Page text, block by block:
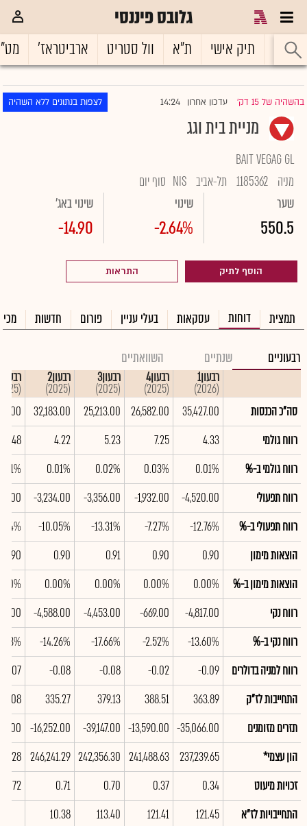
גלובס פיננסי
ראשי תיק אישי ת"א וול סטריט ארביטראז'
בהשהיה של 15 דק' |עדכון אחרון 14:24 לצפות בנתונים ללא השהיה
מניית בית וגג
BAIT VEGAG GL
מניה 1185362 תל-אביב NIS סוף יום
שער
550.5
שינוי
-2.64%
שינוי באג'
-14.90
הוסף לתיק התראות
תמצית דוחות עסקאות בעלי עניין פורום חדשות
רבעוניים שנתיים השוואתיים
רבעון1
(2026)
רבעון4
(2025)
רבעון3
(2025)
רבעון2
(2025)
רבעון1
(2025)
סה"כ הכנסות
35,427.00
26,582.00
25,213.00
32,183.00
רווח גולמי
4.33
7.25
5.23
4.22
3.48
רווח גולמי ב-%
0.01%
0.03%
0.02%
0.01%
רווח תפעולי
-4,520.00
-1,932.00
-3,356.00
-3,234.00
רווח תפעולי ב-%
-12.76%
-7.27%
-13.31%
-10.05%
הוצאות מימון
0.90
0.90
0.91
0.90
0.90
הוצאות מימון ב-%
0.00%
0.00%
0.00%
0.00%
רווח נקי
-4,817.00
-669.00
-4,453.00
-4,588.00
רווח נקי ב-%
-13.60%
-2.52%
-17.66%
-14.26%
רווח למניה בדולרים
-0.09
-0.02
-0.08
-0.08
-0.07
התחייבות לז"ק
363.89
388.51
379.13
335.27
תזרים מזומנים
-35,066.00
-13,590.00
-39,147.00
-16,252.00
הון עצמי*
237,239.65
241,488.63
242,356.30
246,241.29
זכויות מיעוט
0.34
0.37
0.70
0.71
0.72
התחייבויות לז"א
121.45
121.41
113.40
10.38